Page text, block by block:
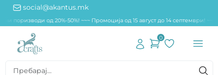
social@akantus.mk
поризводи од 20%-50%! ~~~ Промоција од 15 август до 14 септември!
0